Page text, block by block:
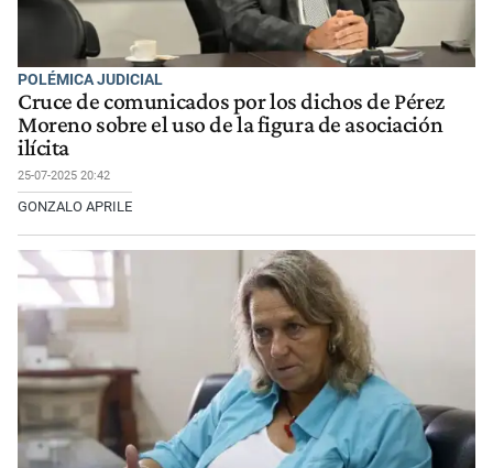
POLÉMICA JUDICIAL
Cruce de comunicados por los dichos de Pérez
Moreno sobre el uso de la figura de asociación
ilícita
25-07-2025 20:42
GONZALO APRILE